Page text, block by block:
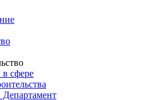
сфере